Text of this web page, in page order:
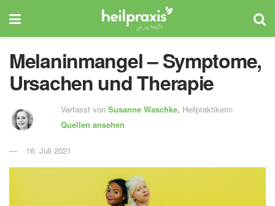
Melaninmangel – Symptome,
Ursachen und Therapie
Verfasst von Susanne Waschke, Heilpraktikerin
Quellen ansehen
16. Juli 2021